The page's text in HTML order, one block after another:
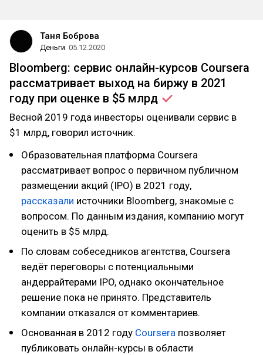
Таня Боброва
Деньги 05.12.2020
Bloomberg: сервис онлайн-курсов Coursera
рассматривает выход на биржу в 2021
году при оценке в $5 млрд
Весной 2019 года инвесторы оценивали сервис в
$1 млрд, говорил источник.
Образовательная платформа Coursera
рассматривает вопрос о первичном публичном
размещении акций (IPO) в 2021 году,
рассказали источники Bloomberg, знакомые с
вопросом. По данным издания, компанию могут
оценить в $5 млрд.
По словам собеседников агентства, Coursera
ведёт переговоры с потенциальными
андеррайтерами IPO, однако окончательное
решение пока не принято. Представитель
компании отказался от комментариев.
Основанная в 2012 году Coursera позволяет
публиковать онлайн-курсы в области